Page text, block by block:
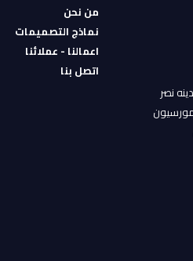
من نحن
نماذج التصميمات
اعمالنا - عملائنا
اتصل بنا